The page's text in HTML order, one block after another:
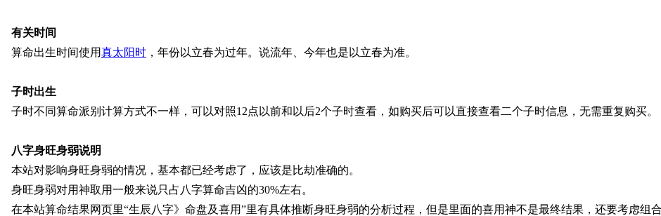
有关时间
算命出生时间使用真太阳时 ，年份以立春为过年。说流年、今年也是以立春为准。
子时出生
子时不同算命派别计算方式不一样，可以对照12点以前和以后2个子时查看，如购买后可以直接查看二个子时信息，无需重复购买。
八字身旺身弱说明
本站对影响身旺身弱的情况，基本都已经考虑了，应该是比劫准确的。
身旺身弱对用神取用一般来说只占八字算命吉凶的30%左右。
在本站算命结果网页里“生辰八字》命盘及喜用”里有具体推断身旺身弱的分析过程，但是里面的喜用神不是最终结果，还要考虑组合